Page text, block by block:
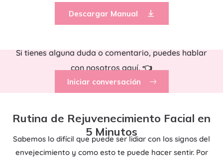
Descargar Manual
Si tienes alguna duda o comentario, puedes hablar
con nosotros aquí. 👈
Iniciar conversación
Rutina de Rejuvenecimiento Facial en
5 Minutos
Sabemos lo difícil que puede ser lidiar con los signos del
envejecimiento y como esto te puede hacer sentir. Por